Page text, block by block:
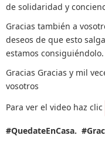
de solidaridad y
Gracias también a
deseos de que esto
estamos consiguiéndolo.
Gracias Gracias y mil
vosotros
Para ver el video haz clic
#QuedateEnCasa.